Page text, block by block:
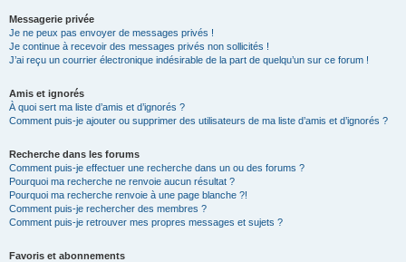
Messagerie privée
Je ne peux pas envoyer de messages privés !
Je continue à recevoir des messages privés non sollicités !
J’ai reçu un courrier électronique indésirable de la part de quelqu’un sur ce forum !
Amis et ignorés
À quoi sert ma liste d’amis et d’ignorés ?
Comment puis-je ajouter ou supprimer des utilisateurs de ma liste d’amis et d’ignorés ?
Recherche dans les forums
Comment puis-je effectuer une recherche dans un ou des forums ?
Pourquoi ma recherche ne renvoie aucun résultat ?
Pourquoi ma recherche renvoie à une page blanche ?!
Comment puis-je rechercher des membres ?
Comment puis-je retrouver mes propres messages et sujets ?
Favoris et abonnements